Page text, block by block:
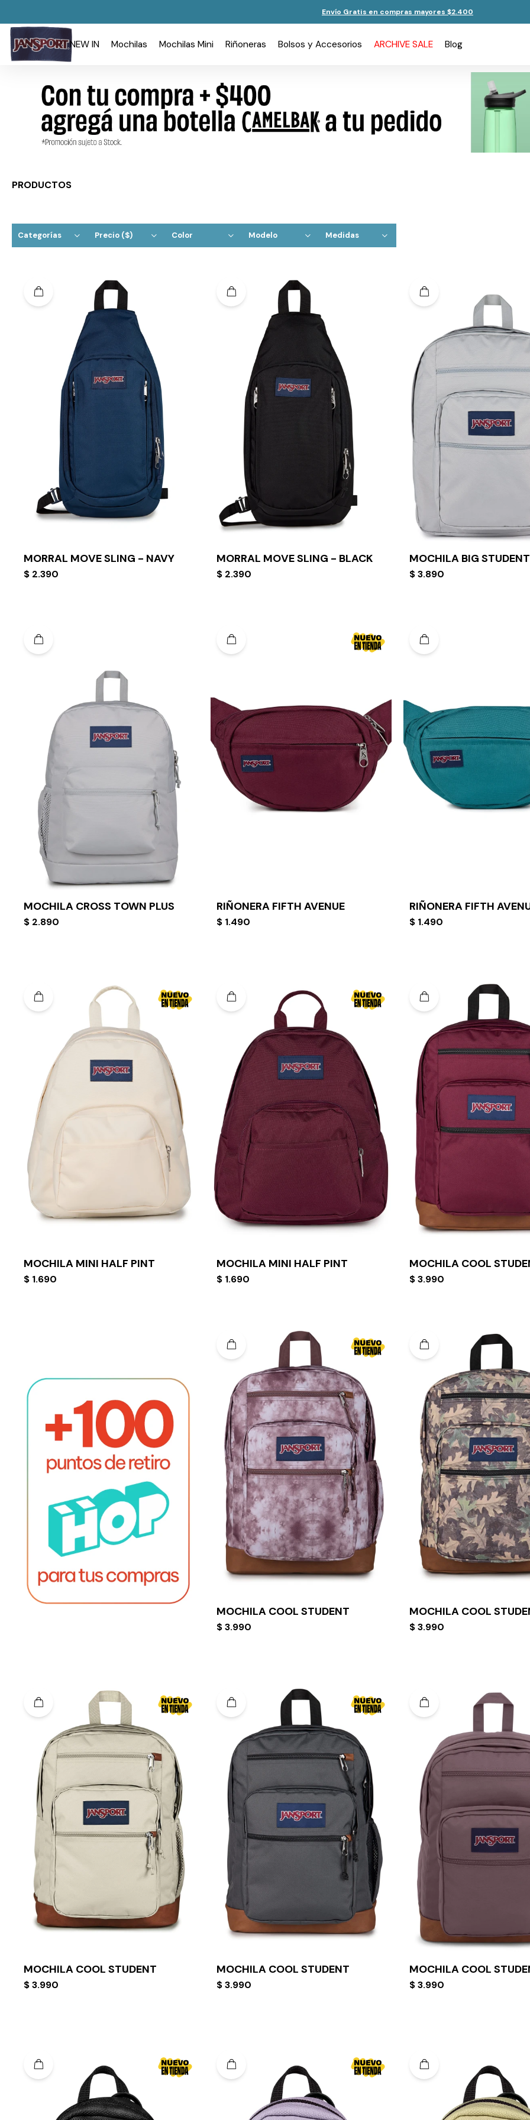
Envío Gratis en compras mayores $2.400
NEW IN Mochilas Mochilas Mini Riñoneras Bolsos y Accesorios ARCHIVE SALE Blog
PRODUCTOS
Categorías Precio ($) Color Modelo Medidas
MORRAL MOVE SLING - NAVY
$ 2.390
MORRAL MOVE SLING - BLACK
$ 2.390
MOCHILA BIG STUDENT
$3.890
MOCHILA CROSS TOWN PLUS
$ 2.890
RIÑONERA FIFTH AVENUE
$ 1.490
RIÑONERA FIFTH
$ 1.490
MOCHILA MINI HALF PINT
$ 1.690
MOCHILA MINI HALF PINT
$ 1.690
MOCHILA COOL
$3.990
MOCHILA COOL STUDENT
$3.990
MOCHILA COOL
$3.990
MOCHILA COOL STUDENT
$3.990
MOCHILA COOL STUDENT
$3.990
MOCHILA COOL
$3.990